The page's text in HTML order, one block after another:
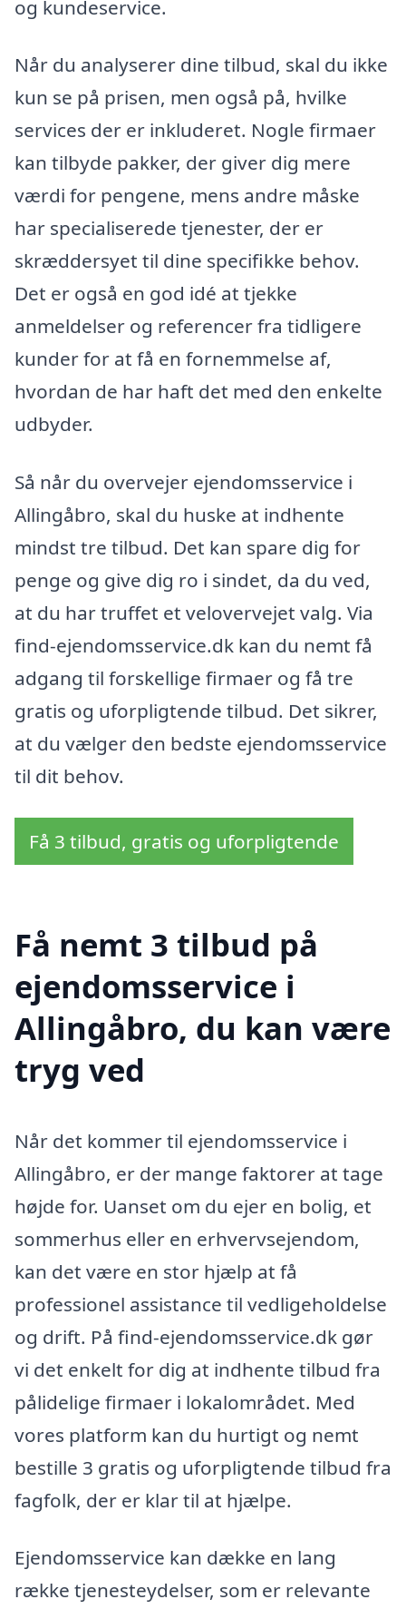
og kundeservice.
Når du analyserer dine tilbud, skal du ikke
kun se på prisen, men også på, hvilke
services der er inkluderet. Nogle firmaer
kan tilbyde pakker, der giver dig mere
værdi for pengene, mens andre måske
har specialiserede tjenester, der er
skræddersyet til dine specifikke behov.
Det er også en god idé at tjekke
anmeldelser og referencer fra tidligere
kunder for at få en fornemmelse af,
hvordan de har haft det med den enkelte
udbyder.
Så når du overvejer ejendomsservice i
Allingåbro, skal du huske at indhente
mindst tre tilbud. Det kan spare dig for
penge og give dig ro i sindet, da du ved,
at du har truffet et velovervejet valg. Via
find-ejendomsservice.dk kan du nemt få
adgang til forskellige firmaer og få tre
gratis og uforpligtende tilbud. Det sikrer,
at du vælger den bedste ejendomsservice
til dit behov.
Få 3 tilbud, gratis og uforpligtende
Få nemt 3 tilbud på
ejendomsservice i
Allingåbro, du kan være
tryg ved
Når det kommer til ejendomsservice i
Allingåbro, er der mange faktorer at tage
højde for. Uanset om du ejer en bolig, et
sommerhus eller en erhvervsejendom,
kan det være en stor hjælp at få
professionel assistance til vedligeholdelse
og drift. På find-ejendomsservice.dk gør
vi det enkelt for dig at indhente tilbud fra
pålidelige firmaer i lokalområdet. Med
vores platform kan du hurtigt og nemt
bestille 3 gratis og uforpligtende tilbud fra
fagfolk, der er klar til at hjælpe.
Ejendomsservice kan dække en lang
række tjenesteydelser, som er relevante